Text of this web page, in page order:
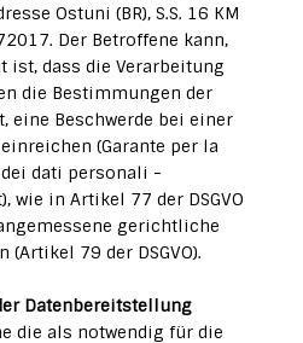
Ostuni (BR), S.S. 16 KM
Der Betroffene kann,
ist, dass die Verarbeitung
die Bestimmungen der
eine Beschwerde bei einer
(Garante per la
dati personali -
wie in Artikel 77 der DSGVO
gerichtliche
79 der DSGVO).
Datenbereitstellung
die als notwendig für die